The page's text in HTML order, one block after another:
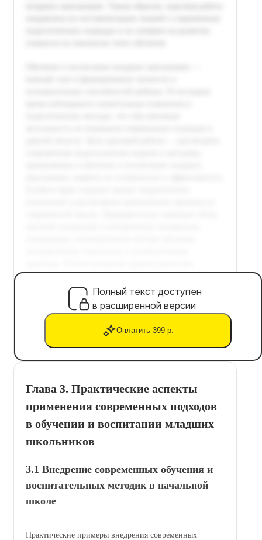
Полный текст доступен
в расширенной версии
Оплатить 399 р.
Глава 3. Практические аспекты
применения современных подходов
в обучении и воспитании младших
школьников
3.1 Внедрение современных обучения и
воспитательных методик в начальной
школе
Практические примеры внедрения современных